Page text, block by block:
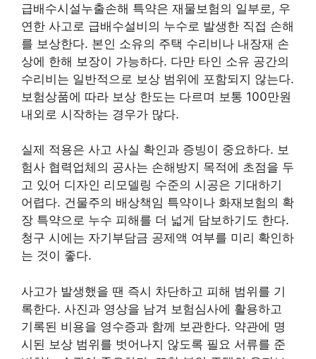
급배수시설누출손해 특약은 재물보험의 일부로, 우
연한 사고로 급배수설비의 누수로 발생한 직접 손해
를 보상한다. 본인 소유의 주택 수리비나 내장재 손
상에 한해 보장이 가능하다. 다만 타인 소유 공간의
수리비는 일반적으로 보상 범위에 포함되지 않는다.
보험상품에 따라 보상 한도는 다르며 보통 100만원
내외로 시작하는 경우가 많다.
실제 적용은 사고 사실 확인과 증빙이 중요하다. 보
험사 협력업체의 공사는 손해방지 목적에 초점을 두
고 있어 디자인 리모델링 수준의 시공은 기대하기
어렵다. 건물주의 배상책임 특약이나 화재보험의 확
장 특약으로 누수 피해를 더 넓게 담보하기도 한다.
청구 시에는 자기부담금 공제액 여부를 미리 확인하
는 것이 좋다.
사고가 발생했을 땐 즉시 차단하고 피해 범위를 기
록한다. 사진과 영상을 남겨 보험심사에 활용하고
기록된 비용을 영수증과 함께 보관한다. 약관에 명
시된 보상 범위를 벗어나지 않도록 필요 서류를 준